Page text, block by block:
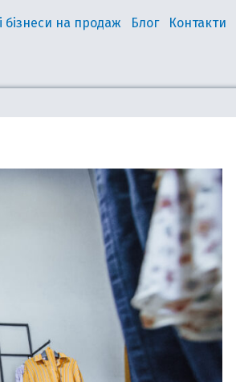
бізнеси на продаж Блог Контакти